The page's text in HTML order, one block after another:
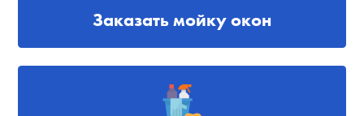
Заказать мойку окон